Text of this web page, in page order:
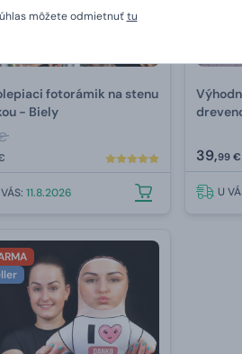
môžete odmietnuťtu
fotorámik na stenu
- Biely
11.8.2026
39,99 €
U